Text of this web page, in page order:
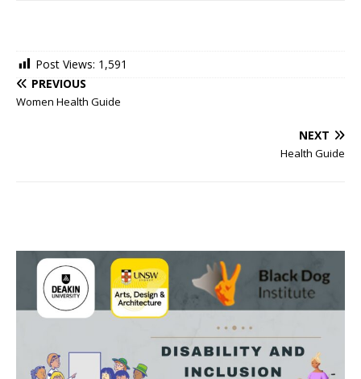
Post Views: 1,591
PREVIOUS
Women Health Guide
NEXT
Health Guide